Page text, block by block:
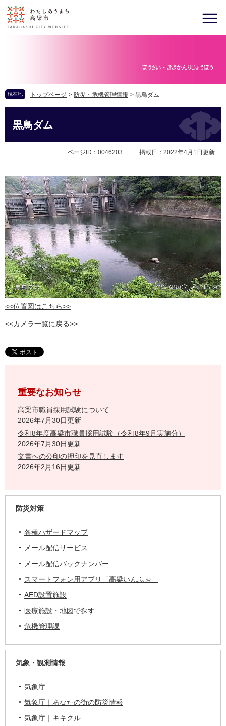
現在地 トップページ > 防災・危機管理情報 > 黒鳥ダム
黒鳥ダム
ページID：0046203 掲載日：2022年4月1日更新
<<位置図はこちら>>
<<カメラ一覧に戻る>>
重要なお知らせ
高梁市職員採用試験について
2026年7月30日更新
令和8年度高梁市職員採用試験（令和8年9月実施分）
2026年7月30日更新
文書への公印の押印を見直します
2026年2月16日更新
防災対策
各種ハザードマップ
メール配信サービス
メール配信バックナンバー
スマートフォン用アプリ「高梁いんふぉ」
AED設置施設
医療施設・地図で探す
危機管理課
気象・観測情報
気象庁
気象庁｜あなたの街の防災情報
気象庁｜キキクル